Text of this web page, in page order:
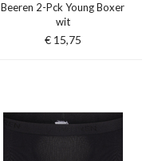
Beeren 2-Pck Young Boxer
wit
€ 15,75